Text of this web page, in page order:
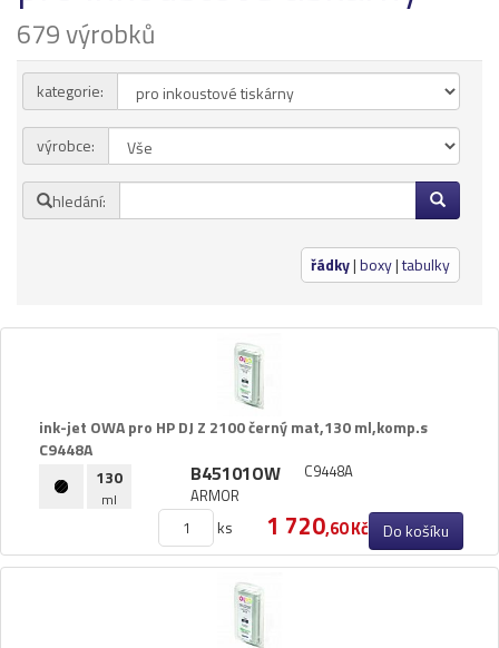
Přihlásit se
Nová registrace Ztráta hesla
Náplně
pro kopírovací stroje
Ostatní
Filamenty 3DW
679 výrobků
kategorie:
výrobce:
hledání:
řádky|boxy|tabulky
ink-​jet OWA pro HP DJ Z 2100 černý mat,​130 ml,​komp.​s
C9448A
130
ml
B45101OW
ARMOR
C9448A
ks 1 720,60 Kč Do košíku